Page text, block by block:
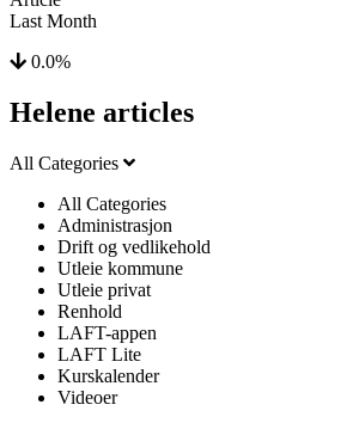
Last Month
0.0%
Helene articles
All Categories
All Categories
Administrasjon
Drift og vedlikehold
Utleie kommune
Utleie privat
Renhold
LAFT-appen
LAFT Lite
Kurskalender
Videoer